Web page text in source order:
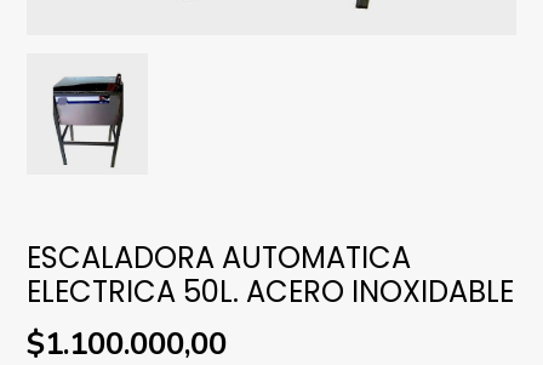
ESCALADORA AUTOMATICA
ELECTRICA 50L. ACERO INOXIDABLE
$1.100.000,00